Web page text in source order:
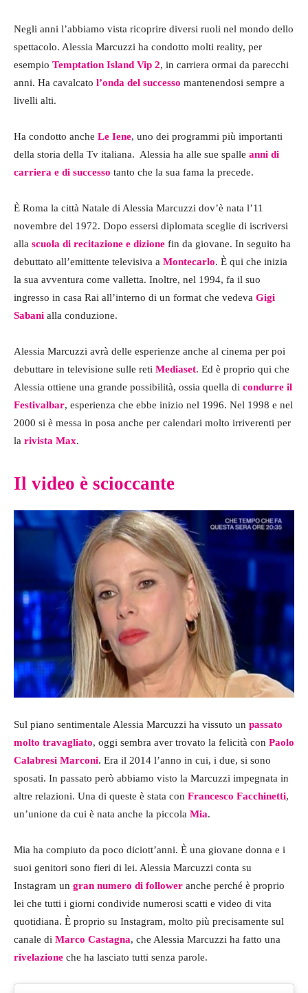
Negli anni l’abbiamo vista ricoprire diversi ruoli nel mondo dello
spettacolo. Alessia Marcuzzi ha condotto molti reality, per
esempio Temptation Island Vip 2, in carriera ormai da parecchi
anni. Ha cavalcato l’onda del successo mantenendosi sempre a
livelli alti.
Ha condotto anche Le Iene, uno dei programmi più importanti
della storia della Tv italiana. Alessia ha alle sue spalle anni di
carriera e di successo tanto che la sua fama la precede.
È Roma la città Natale di Alessia Marcuzzi dov’è nata l’11
novembre del 1972. Dopo essersi diplomata sceglie di iscriversi
alla scuola di recitazione e dizione fin da giovane. In seguito ha
debuttato all’emittente televisiva a Montecarlo. È qui che inizia
la sua avventura come valletta. Inoltre, nel 1994, fa il suo
ingresso in casa Rai all’interno di un format che vedeva Gigi
Sabani alla conduzione.
Alessia Marcuzzi avrà delle esperienze anche al cinema per poi
debuttare in televisione sulle reti Mediaset. Ed è proprio qui che
Alessia ottiene una grande possibilità, ossia quella di condurre il
Festivalbar, esperienza che ebbe inizio nel 1996. Nel 1998 e nel
2000 si è messa in posa anche per calendari molto irriverenti per
la rivista Max.
Il video è scioccante
Sul piano sentimentale Alessia Marcuzzi ha vissuto un passato
molto travagliato, oggi sembra aver trovato la felicità con Paolo
Calabresi Marconi. Era il 2014 l’anno in cui, i due, si sono
sposati. In passato però abbiamo visto la Marcuzzi impegnata in
altre relazioni. Una di queste è stata con Francesco Facchinetti,
un’unione da cui è nata anche la piccola Mia.
Mia ha compiuto da poco diciott’anni. È una giovane donna e i
suoi genitori sono fieri di lei. Alessia Marcuzzi conta su
Instagram un gran numero di follower anche perché è proprio
lei che tutti i giorni condivide numerosi scatti e video di vita
quotidiana. È proprio su Instagram, molto più precisamente sul
canale di Marco Castagna, che Alessia Marcuzzi ha fatto una
rivelazione che ha lasciato tutti senza parole.